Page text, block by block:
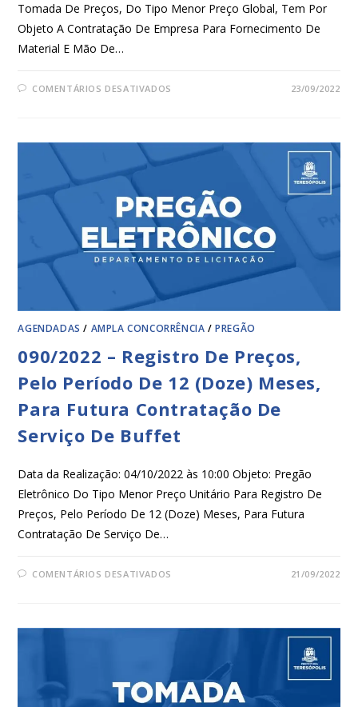
Tomada De Preços, Do Tipo Menor Preço Global, Tem Por
Objeto A Contratação De Empresa Para Fornecimento De
Material E Mão De…
COMENTÁRIOS DESATIVADOS 23/09/2022
AGENDADAS / AMPLA CONCORRÊNCIA /PREGÃO
090/2022 – Registro De Preços,
Pelo Período De 12 (Doze) Meses,
Para Futura Contratação De
Serviço De Buffet
Data da Realização: 04/10/2022 às 10:00 Objeto: Pregão
Eletrônico Do Tipo Menor Preço Unitário Para Registro De
Preços, Pelo Período De 12 (Doze) Meses, Para Futura
Contratação De Serviço De…
COMENTÁRIOS DESATIVADOS 21/09/2022